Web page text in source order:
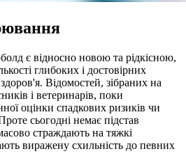
є відносно новою та рідкісною,
глибоких і достовірних
Відомостей, зібраних на
і ветеринарів, поки
оцінки спадкових ризиків чи
сьогодні немає підстав
страждають на тяжкі
виражену схильність до певних